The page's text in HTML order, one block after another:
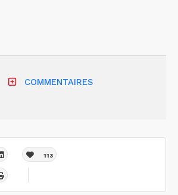
COMMENTAIRES
113